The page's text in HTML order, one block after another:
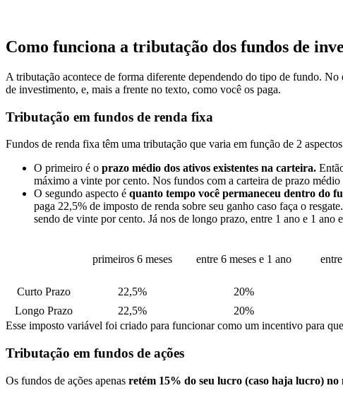
Como funciona a tributação dos fundos de
A tributação acontece de forma diferente dependendo do tipo de fundo. No
de investimento, e, mais a frente no texto, como você os paga.
Tributação em fundos de renda fixa
Fundos de renda fixa têm uma tributação que varia em função de 2
O primeiro é o prazo médio dos ativos existentes na carteira.
máximo a vinte por cento. Nos fundos com a carteira de prazo
O segundo aspecto é quanto tempo você permaneceu dentro do
paga 22,5% de imposto de renda sobre seu ganho caso faça o
sendo de vinte por cento. Já nos de longo prazo, entre 1 ano e 1 ano
primeiros 6 meses entre 6 meses e 1 ano
Curto Prazo 22,5% 20%
Longo Prazo
22,5% 20%
Esse imposto variável foi criado para funcionar como um incentivo para
Tributação em fundos de ações
Os fundos de ações apenas retém 15% do seu lucro (caso haja lucro) no